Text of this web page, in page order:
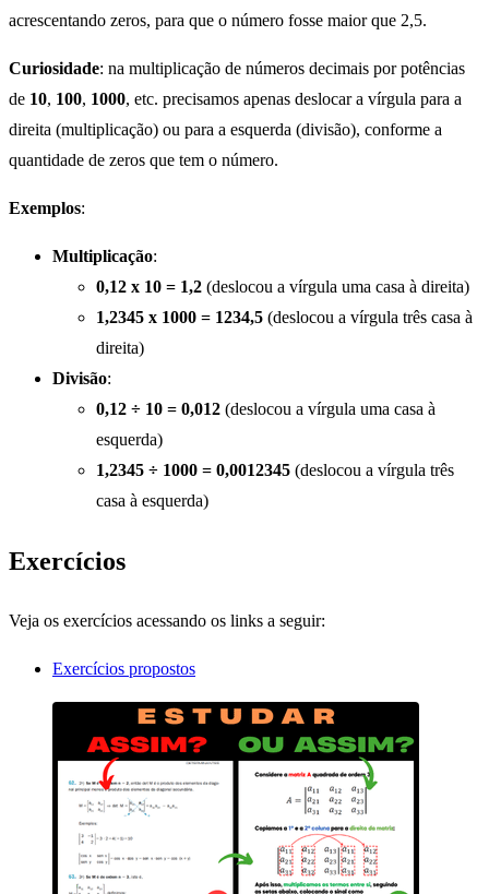
acrescentando zeros, para que o número fosse maior que 2,5.
Curiosidade: na multiplicação de números decimais por potências
de 10, 100, 1000, etc. precisamos apenas deslocar a vírgula para a
direita (multiplicação) ou para a esquerda (divisão), conforme a
quantidade de zeros que tem o número.
Exemplos:
Multiplicação:
0,12 x 10 = 1,2 (deslocou a vírgula uma casa à direita)
1,2345 x 1000 = 1234,5 (deslocou a vírgula três casa à
direita)
Divisão:
0,12 ÷ 10 = 0,012 (deslocou a vírgula uma casa à
esquerda)
1,2345 ÷ 1000 = 0,0012345 (deslocou a vírgula três
casa à esquerda)
Exercícios
Veja os exercícios acessando os links a seguir:
Exercícios propostos